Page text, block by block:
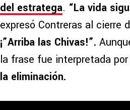
del estratega. “La vida
expresó Contreras al cierre
¡”Arriba las Chivas!”.
la frase fue interpretada
la eliminación.